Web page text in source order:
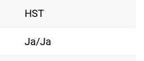
HST
Ja/Ja